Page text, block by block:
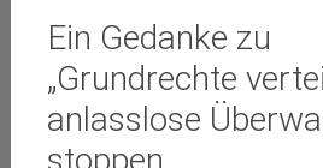
Ein Gedanke zu
„Grundrechte
anlasslose